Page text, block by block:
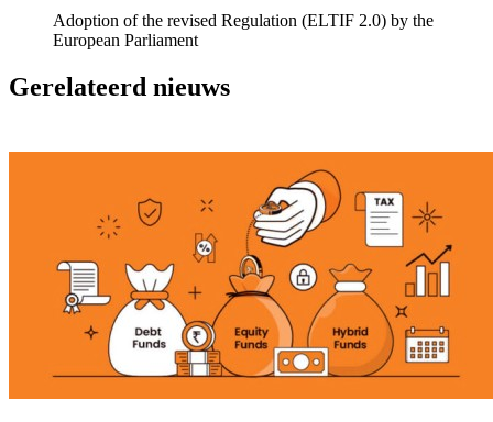
Adoption of the revised Regulation (ELTIF 2.0) by the
European Parliament
Gerelateerd nieuws